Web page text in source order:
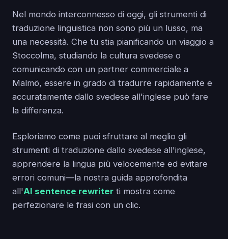
Nel mondo interconnesso di oggi, gli strumenti di
traduzione linguistica non sono più un lusso, ma
una necessità. Che tu stia pianificando un viaggio a
Stoccolma, studiando la cultura svedese o
comunicando con un partner commerciale a
Malmö, essere in grado di tradurre rapidamente e
accuratamente dallo svedese all'inglese può fare
la differenza.
Esploriamo come puoi sfruttare al meglio gli
strumenti di traduzione dallo svedese all'inglese,
apprendere la lingua più velocemente ed evitare
errori comuni—la nostra guida approfondita
all'AI sentence rewriter ti mostra come
perfezionare le frasi con un clic.